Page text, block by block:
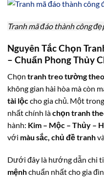
Tranh mã đáo thành công
Nguyên Tắc Chọn
– Chuẩn Phong Thủy
Chọn tranh treo tường
không gian hài hòa mà còn
tài lộccho gia chủ. Một
nhất chính làchọn tranh
hành: Kim – Mộc – Thủy –
với màu sắc, chủ đề tranh
Dưới đây là hướng dẫn chi
mệnhchuẩn nhất cho gia